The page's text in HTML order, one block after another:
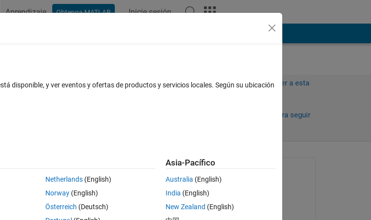
Aprendizaje Obtenga MATLAB Inicie sesión
Iniciar sesión para responder a esta
Iniciar sesión para seguir
to crash. Please help.
Rafael Diego
el 3 de Jul. de 2025
disponible, y ver eventos y ofertas de productos y servicios locales. Según su ubicación
Netherlands(English)
Norway(English)
Österreich (Deutsch)
Asia-Pacífico
Australia (English)
India (English)
New Zealand (English)